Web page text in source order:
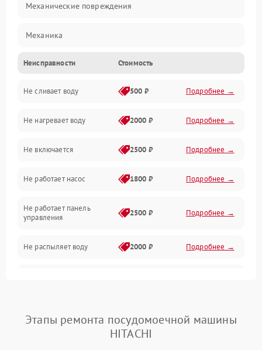
Механические повреждения
Механика
Управление
Электропитание
Датчики
Нагрев
Вода
Гигиена
Программное обеспечение
Неисправности Стоимость
Не сливает воду 500 ₽ Подробнее →
Не нагревает воду 2000 ₽ Подробнее →
Не включается 2500 ₽ Подробнее →
Не работает насос 1800 ₽ Подробнее →
Не работает панель
управления
2500 ₽ Подробнее →
Не распыляет воду 2000 ₽ Подробнее →
Проблемы с набором
воды
1800 ₽ Подробнее →
Этапы ремонта посудомоечной машины
HITACHI